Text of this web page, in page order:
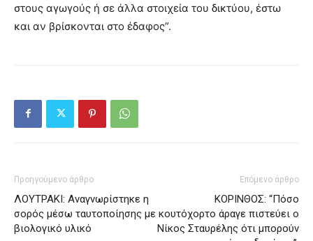
στους αγωγούς ή σε άλλα στοιχεία του δικτύου, έστω
και αν βρίσκονται στο έδαφος”.
Προηγούμενο άρθρο
ΛΟΥΤΡΑΚΙ: Αναγνωρίστηκε η
σορός μέσω ταυτοποίησης με
βιολογικό υλικό
Επόμενο άρθρο
ΚΟΡΙΝΘΟΣ: “Πόσο
κουτόχορτο άραγε πιστεύει ο
Νίκος Σταυρέλης ότι μπορούν